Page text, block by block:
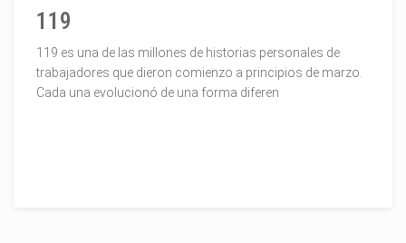
119
119 es una de las millones de historias personales de
trabajadores que dieron comienzo a principios de marzo.
Cada una evolucionó de una forma diferen